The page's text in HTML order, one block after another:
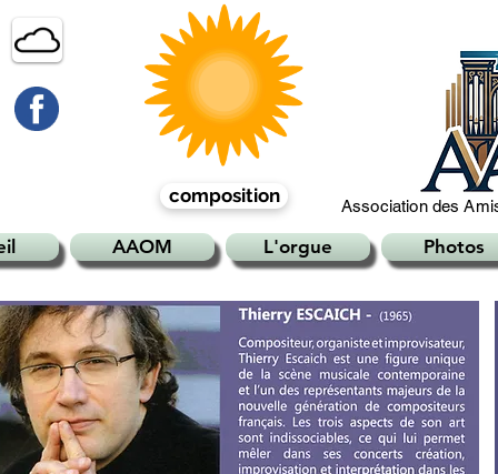
composition Association des
AAOM L'orgue Photos